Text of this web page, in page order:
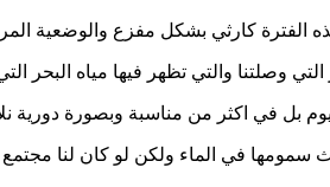
التي وصلتنا والتي تظهر فيها مياه البحر
سمومها في الماء ولكن لو كان لنا